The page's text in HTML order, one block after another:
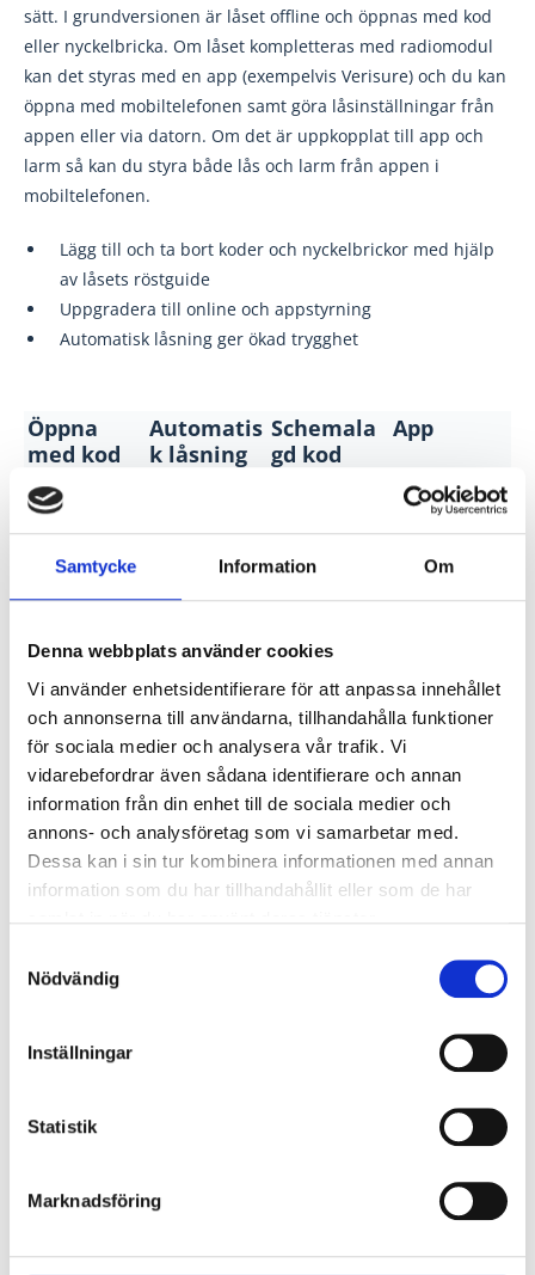
Samtycke Information Om
Denna webbplats använder cookies
Vi använder enhetsidentifierare för att anpassa innehållet
och annonserna till användarna, tillhandahålla funktioner
för sociala medier och analysera vår trafik. Vi
vidarebefordrar även sådana identifierare och annan
information från din enhet till de sociala medier och
annons- och analysföretag som vi samarbetar med.
Dessa kan i sin tur kombinera informationen med annan
information som du har tillhandahållit eller som de har
Nödvändig
Inställningar
Statistik
Marknadsföring
sätt. I grundversionen är låset offline och öppnas med kod
eller nyckelbricka. Om låset kompletteras med radiomodul
kan det styras med en app (exempelvis Verisure) och du kan
öppna med mobiltelefonen samt göra låsinställningar från
appen eller via datorn. Om det är uppkopplat till app och
larm så kan du styra både lås och larm från appen i
mobiltelefonen.
Lägg till och ta bort koder och nyckelbrickor med hjälp
av låsets röstguide
Uppgradera till online och appstyrning
Automatisk låsning ger ökad trygghet
Öppna
med kod
Alla i familjen
kan ha sin egen
kod och du kan
enkelt skapa
Du kan ha upp
till 10 olika
användarkoder.
Automatis
k låsning
aktivera
automatisk
alltid är låst när
du lämnar
hemmet.
Schemala
gd kod
utvalda koder
och styr så att
tidsintervall du
själv
väljer. Funktion
en kräver en
smartmodul.
App
på distans eller
se när någon
öppnar dörren.
Funktionen
kräver en
smartmodul.